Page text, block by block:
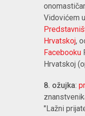
Vidovićem
Hrvatskoj,
Facebooku
Hrvatskoj
8. ožujka:
"Lažni